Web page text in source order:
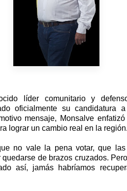
líder comunitario y
oficialmente su candidatura
mensaje, Monsalve
lograr un cambio real en la
no vale la pena votar, que
de brazos cruzados.
así, jamás habríamos